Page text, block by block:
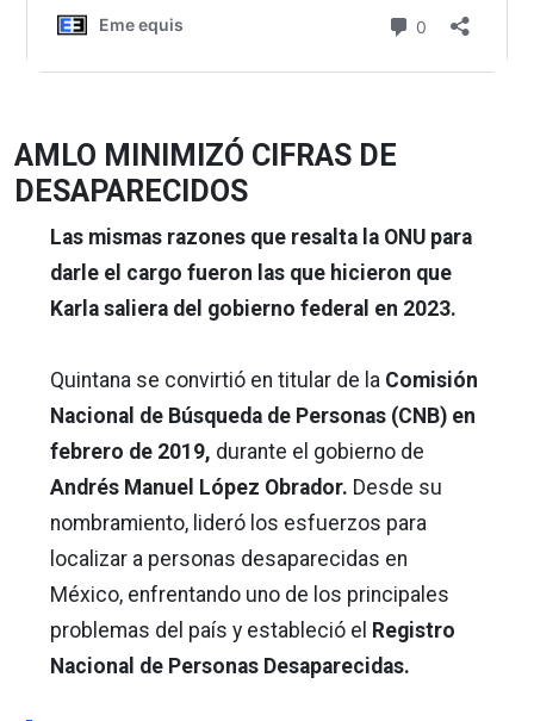
AMLO MINIMIZÓ CIFRAS DE
DESAPARECIDOS
Las mismas razones que resalta la ONU para
darle el cargo fueron las que hicieron que
Karla saliera del gobierno federal en 2023.
Quintana se convirtió en titular de la Comisión
Nacional de Búsqueda de Personas (CNB) en
febrero de 2019, durante el gobierno de
Andrés Manuel López Obrador. Desde su
nombramiento, lideró los esfuerzos para
localizar a personas desaparecidas en
México, enfrentando uno de los principales
problemas del país y estableció el Registro
Nacional de Personas Desaparecidas.